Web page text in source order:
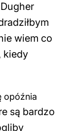
wiem co
kiedy
opóźnia
są bardzo